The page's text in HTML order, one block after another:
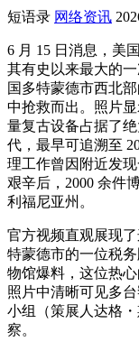
短语录 网络资讯
6 月 15 日消息，美
其有史以来最大的
国多特蒙德市西北
中抢救而出。照片
量复古设备占据了
代，最早可追溯至
理工作曾因附近发
艰辛后，2000 余件
利福尼亚州。
官方视频直观展现
特蒙德市的一位税
物馆爆料，这位热
照片中清晰可见多
小组（策展人达格
察。